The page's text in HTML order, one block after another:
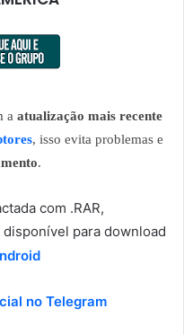
a atualização mais recente
, isso evita problemas e
.
com .RAR,
disponível para download
no Telegram